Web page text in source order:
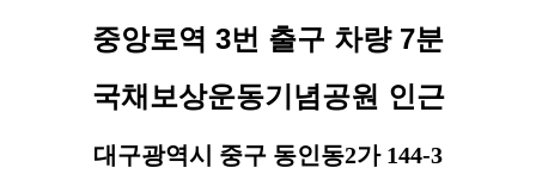
중앙로역 3번 출구 차량 7분
국채보상운동기념공원 인근
대구광역시 중구 동인동2가 144-3